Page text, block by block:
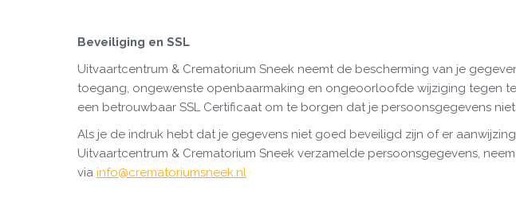
Beveiliging en SSL
Uitvaartcentrum & Crematorium Sneek neemt de bescherming van je
toegang, ongewenste openbaarmaking en ongeoorloofde wijziging tegen
een betrouwbaar SSL Certificaat om te borgen dat je persoonsgegevens
Als je de indruk hebt dat je gegevens niet goed beveiligd zijn of er
Uitvaartcentrum & Crematorium Sneek verzamelde persoonsgegevens,
via info@crematoriumsneek.nl